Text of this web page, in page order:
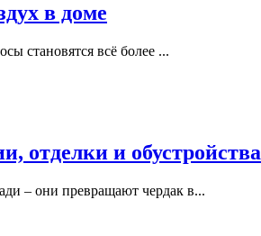
в доме
становятся всё более ...
отделки и обустройства
– они превращают чердак в...